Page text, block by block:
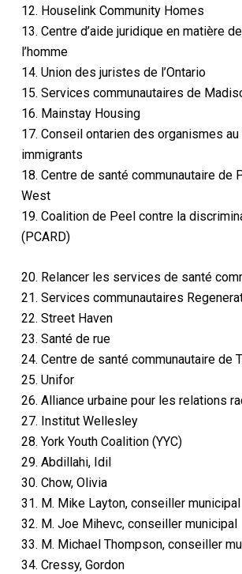
12. Houselink Community Homes
13. Centre d’aide juridique en matière
l’homme
14. Union des juristes de l’Ontario
15. Services communautaires de
16. Mainstay Housing
17. Conseil ontarien des organismes
immigrants
18. Centre de santé communautaire de
West
19. Coalition de Peel contre la
(PCARD)
20. Relancer les services de santé
21. Services communautaires
22. Street Haven
23. Santé de rue
24. Centre de santé communautaire de
25. Unifor
26. Alliance urbaine pour les relations
27. Institut Wellesley
28. York Youth Coalition (YYC)
29. Abdillahi, Idil
30. Chow, Olivia
31. M. Mike Layton, conseiller municipal
32. M. Joe Mihevc, conseiller municipal
33. M. Michael Thompson, conseiller
34. Cressy, Gordon